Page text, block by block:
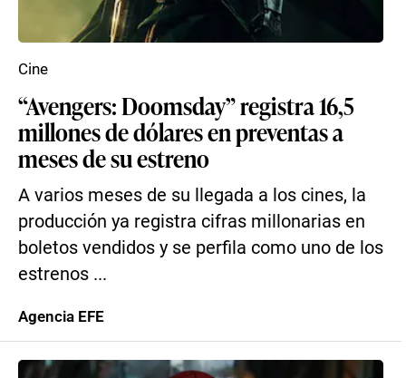
“Avengers: Doomsday” registra 16,5
millones de dólares en preventas a
meses de su estreno
A varios meses de su llegada a los cines, la
producción ya registra cifras millonarias en
boletos vendidos y se perfila como uno de los
estrenos ...
Cine
Agencia EFE